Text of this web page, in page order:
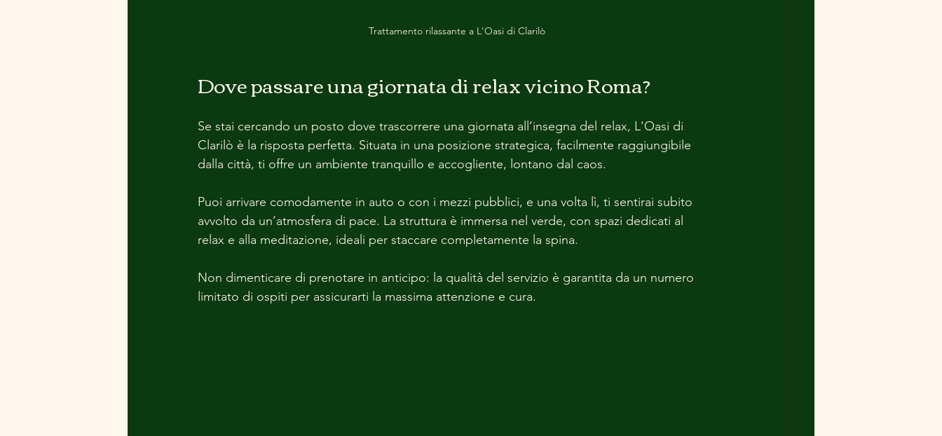
Trattamento rilassante a L'Oasi di Clarilò
Dove passare una giornata di relax vicino Roma?
Se stai cercando un posto dove trascorrere una giornata all’insegna del relax, L'Oasi di
Clarilò è la risposta perfetta. Situata in una posizione strategica, facilmente raggiungibile
dalla città, ti offre un ambiente tranquillo e accogliente, lontano dal caos.
Puoi arrivare comodamente in auto o con i mezzi pubblici, e una volta lì, ti sentirai subito
avvolto da un’atmosfera di pace. La struttura è immersa nel verde, con spazi dedicati al
relax e alla meditazione, ideali per staccare completamente la spina.
Non dimenticare di prenotare in anticipo: la qualità del servizio è garantita da un numero
limitato di ospiti per assicurarti la massima attenzione e cura.